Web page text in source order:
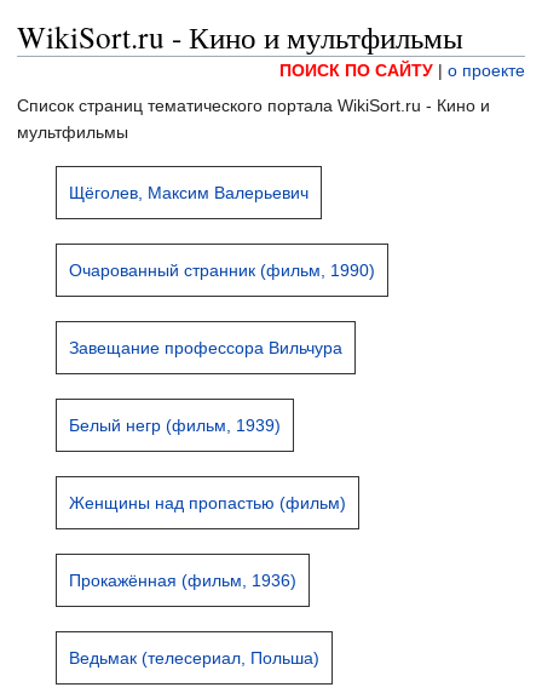
WikiSort.ru - Кино и мультфильмы
ПОИСК ПО САЙТУ | о проекте
Список страниц тематического портала WikiSort.ru - Кино и
мультфильмы
Щёголев, Максим Валерьевич
Очарованный странник (фильм, 1990)
Завещание профессора Вильчура
Белый негр (фильм, 1939)
Женщины над пропастью (фильм)
Прокажённая (фильм, 1936)
Ведьмак (телесериал, Польша)